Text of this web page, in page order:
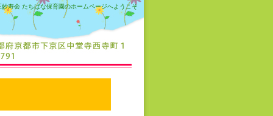
寿会 たちばな保育園のホームページへようこそ